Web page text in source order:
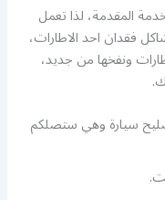
المقدمة، لذا تعمل
فقدان احد الاطارات،
ونفخها من جديد،
سيارة وهي ستصلكم